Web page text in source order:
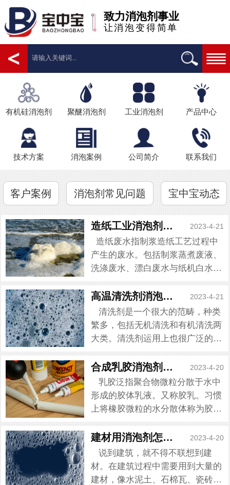
致力消泡剂事业
让消泡变得简单
有机硅消泡剂 聚醚消泡剂 工业消泡剂 产品中心
技术方案 消泡案例 公司简介 联系我们
客户案例 消泡剂常见问题 宝中宝动态
造纸工业消泡剂攻略来了 2023-4-21
造纸废水指制浆造纸工艺过程中
产生的废水。包括制浆蒸煮废液、
洗涤废水、漂白废水与纸机白水
性差。造纸废水需要经过处理之后
才能够排放，处理过程会有泡沫产
生。泡沫是造纸厂家最想清除
的，...
高温清洗剂消泡剂了解一下 2023-4-21
清洗剂是一个很大的范畴，种类
繁多，包括无机清洗和有机清洗两
大类。清洗剂运用上也很广泛的，
运用。清洗过程中都会遇到泡沫的
问题，清洗剂本身就含有活性剂，
是导致泡沫产生的原因。这时...
合成乳胶消泡剂一直都在 2023-4-20
乳胶泛指聚合物微粒分散于水中
形成的胶体乳液。又称胶乳。习惯
上将橡胶微粒的水分散体称为胶
乳液。而乳胶在生产中经常会遇到
泡沫的情况，乳胶生产中会加入一
些化学助剂，这些化学助剂是导...
建材用消泡剂怎么样去消泡 2023-4-20
说到建筑，就不得不联想到建
材。在建筑过程中需要用到大量的
建材，像水泥土、石棉瓦、瓷砖等